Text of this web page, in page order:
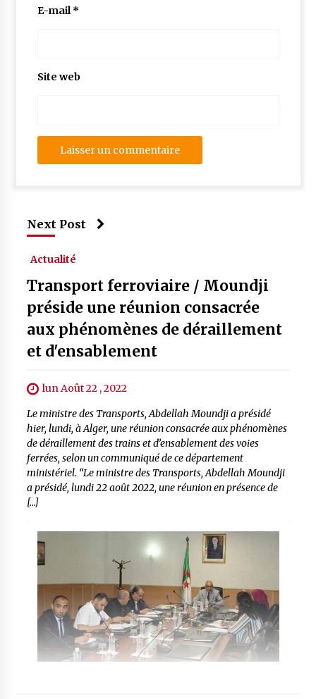
E-mail*
Site web
Next Post
Actualité
Transport ferroviaire / Moundji
préside une réunion consacrée
aux phénomènes de déraillement
et d'ensablement
lun Août 22 , 2022
Le ministre des Transports, Abdellah Moundji a présidé
hier, lundi, à Alger, une réunion consacrée aux phénomènes
de déraillement des trains et d’ensablement des voies
ferrées, selon un communiqué de ce département
ministériel. “Le ministre des Transports, Abdellah Moundji
a présidé, lundi 22 août 2022, une réunion en présence de
[…]